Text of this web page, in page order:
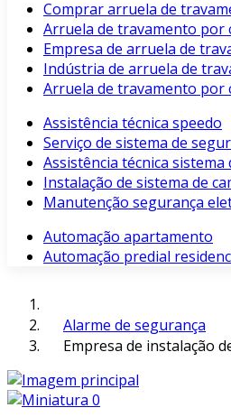
Comprar arruela de
Arruela de travamento por
Empresa de arruela de
Indústria de arruela de
Arruela de travamento por
Assistência técnica speedo
Serviço de sistema de
Assistência técnica sistema
Instalação de sistema de
Manutenção segurança
Automação apartamento
Automação predial
Alarme de segurança
Empresa de instalação